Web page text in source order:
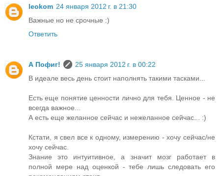
leokom 24 января 2012 г. в 21:30
Важные но не срочные :)
Ответить
А Пофиг!
25 января 2012 г. в 00:22
В идеале весь день стоит наполнять такими тасками...
Есть еще понятие ценности лично для тебя. Ценное - не
всегда важное...
А есть еще желанное сейчас и нежеланное сейчас... :)
Кстати, я свел все к одному, измерению - хочу сейчас/не
хочу сейчас.
Знание это интуитивное, а значит мозг работает в
полной мере над оценкой - тебе лишь следовать его